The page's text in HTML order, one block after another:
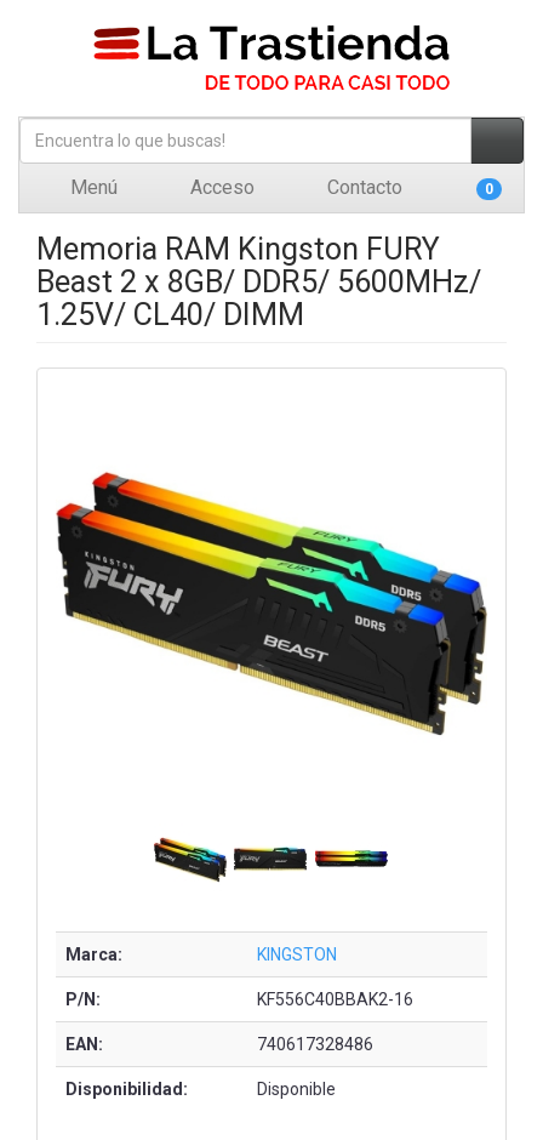
Menú Acceso Contacto 0
Memoria RAM Kingston FURY
Beast 2 x 8GB/ DDR5/ 5600MHz/
1.25V/ CL40/ DIMM
Marca: KINGSTON
P/N: KF556C40BBAK2-16
EAN: 740617328486
Disponibilidad: Disponible